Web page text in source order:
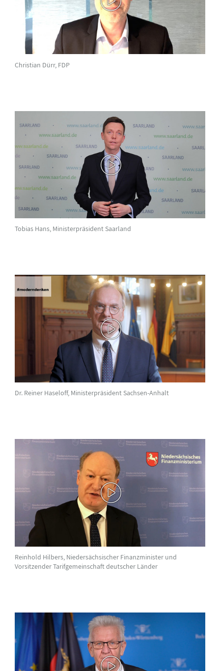
Christian Dürr, FDP
Tobias Hans, Ministerpräsident Saarland
Dr. Reiner Haseloff, Ministerpräsident Sachsen-Anhalt
Reinhold Hilbers, Niedersächsischer Finanzminister und
Vorsitzender Tarifgemeinschaft deutscher Länder